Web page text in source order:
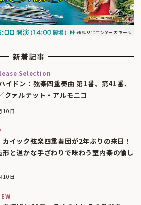
新着記事
Selection
ハイドン：弦楽四重奏曲 第1番、第41番、
クァルテット・アルモニコ
10日
カイック弦楽四重奏団が2年ぶりの来日！
形と温かな手ざわりで味わう室内楽の愉し
10日